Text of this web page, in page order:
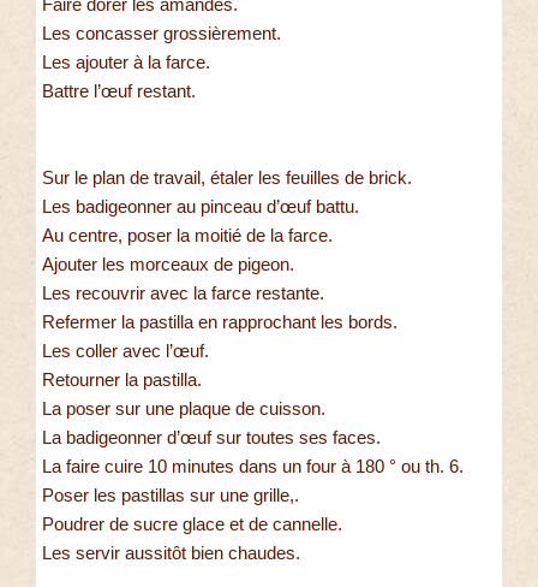
Les concasser grossièrement.
Les ajouter à la farce.
Battre l’œuf restant.
Sur le plan de travail, étaler les feuilles de brick.
Les badigeonner au pinceau d’œuf battu.
Au centre, poser la moitié de la farce.
Ajouter les morceaux de pigeon.
Les recouvrir avec la farce restante.
Refermer la pastilla en rapprochant les bords.
Les coller avec l’œuf.
Retourner la pastilla.
La poser sur une plaque de cuisson.
La badigeonner d’œuf sur toutes ses faces.
La faire cuire 10 minutes dans un four à 180 ° ou th. 6.
Poser les pastillas sur une grille,.
Poudrer de sucre glace et de cannelle.
Les servir aussitôt bien chaudes.